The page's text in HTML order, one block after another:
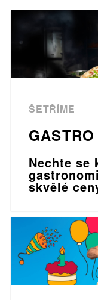
ŠETŘÍME
Nechte se
skvělé